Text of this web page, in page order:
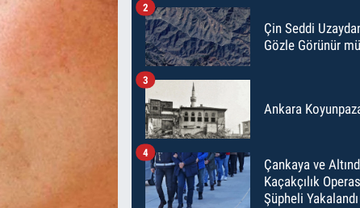
Çin Seddi
Gözle Görünür
2
Ankara
3
Çankaya ve
Kaçakçılık
Şüpheli Yakalandı
4